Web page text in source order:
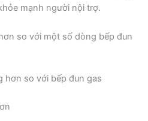
mạnh người nội trợ.
so với một số dòng bếp đun
hơn so với bếp đun gas